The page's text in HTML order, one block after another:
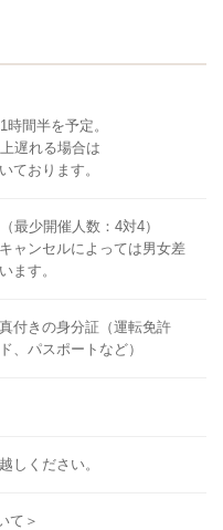
間半を予定。
遅れる場合は
ております。
最少開催人数：4対4）
ャンセルによっては男女差
ます。
付きの身分証（運転免許
、パスポートなど）
しください。
て＞